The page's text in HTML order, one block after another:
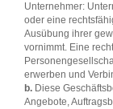
Unternehmer:
oder eine
Ausübung ihrer
vornimmt. Eine
erwerben und
b. Diese
Angebote,